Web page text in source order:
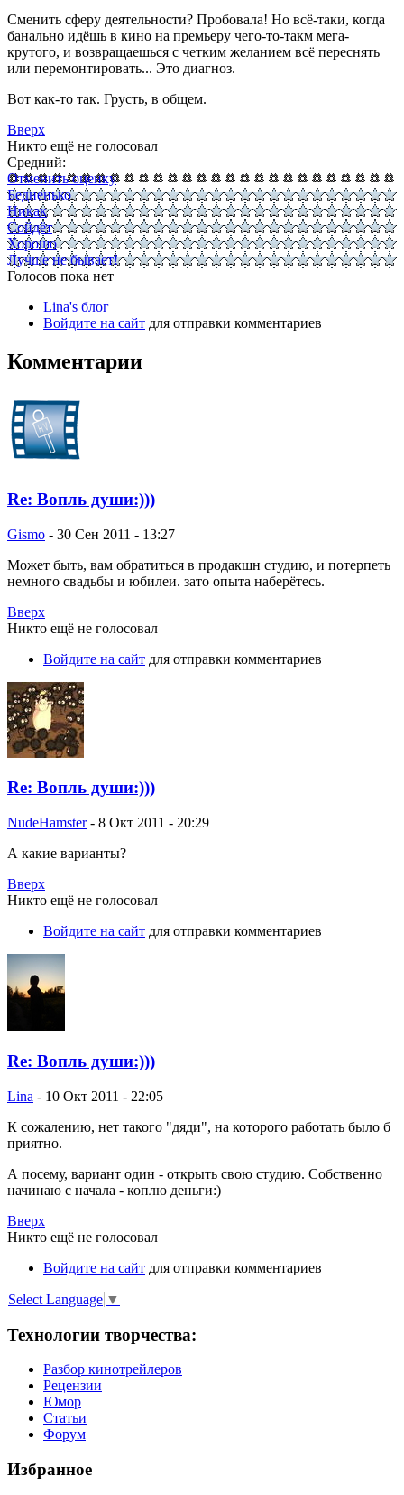
Сменить сферу деятельности? Пробовала! Но всё-таки, когда
банально идёшь в кино на премьеру чего-то-такм мега-
крутого, и возвращаешься с четким желанием всё переснять
или перемонтировать... Это диагноз.
Вот как-то так. Грусть, в общем.
Вверх
Никто ещё не голосовал
Средний:
Отменить оценку
Бедненько
Никак
Сойдёт
Хорошо
Лучше не бывает!
Голосов пока нет
Lina's блог
Войдите на сайт для отправки комментариев
Комментарии
Re: Вопль души:)))
Gismo - 30 Сен 2011 - 13:27
Может быть, вам обратиться в продакшн студию, и потерпеть
немного свадьбы и юбилеи. зато опыта наберётесь.
Вверх
Никто ещё не голосовал
Войдите на сайт для отправки комментариев
Re: Вопль души:)))
NudeHamster- 8 Окт 2011 - 20:29
А какие варианты?
Вверх
Никто ещё не голосовал
Войдите на сайт для отправки комментариев
Re: Вопль души:)))
Lina - 10 Окт 2011 - 22:05
К сожалению, нет такого "дяди", на которого работать было б
приятно.
А посему, вариант один - открыть свою студию. Собственно
начинаю с начала - коплю деньги:)
Вверх
Никто ещё не голосовал
Войдите на сайт для отправки комментариев
Select Language ▼
Технологии творчества:
Разбор кинотрейлеров
Рецензии
Юмор
Статьи
Форум
Избранное